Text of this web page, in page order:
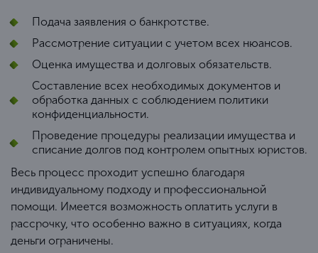
Подача заявления о банкротстве.
Рассмотрение ситуации с учетом всех нюансов.
Оценка имущества и долговых обязательств.
Составление всех необходимых документов и
обработка данных с соблюдением политики
конфиденциальности.
Проведение процедуры реализации имущества и
списание долгов под контролем опытных юристов.
Весь процесс проходит успешно благодаря
индивидуальному подходу и профессиональной
помощи. Имеется возможность оплатить услуги в
рассрочку, что особенно важно в ситуациях, когда
деньги ограничены.